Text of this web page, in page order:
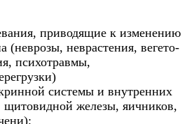
приводящие к изменению
(неврозы, неврастения, вегето-
психотравмы,
системы и внутренних
щитовидной железы, яичников,